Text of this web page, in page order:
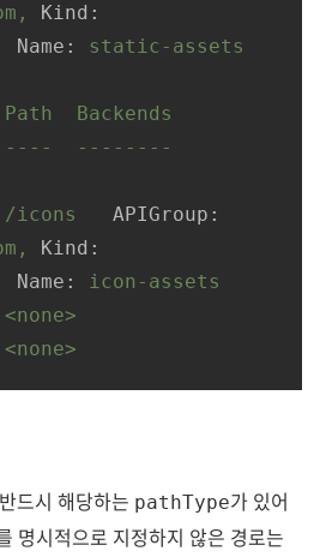
Kind:
Name:
static-assets
Path
Backends
----
--------
/icons
APIGroup:
Kind:
Name:
icon-assets
<none>
<none>
드시 해당하는 pathType가 있어
명시적으로 지정하지 않은 경로는